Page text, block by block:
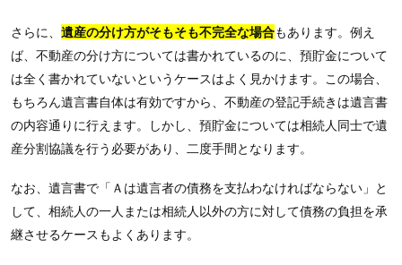
さらに、 遺産の分け方がそもそも不完全な場合もあります。例え
ば、不動産の分け方については書かれているのに、預貯金について
は全く書かれていないというケースはよく見かけます。この場合、
もちろん遺言書自体は有効ですから、不動産の登記手続きは遺言書
の内容通りに行えます。しかし、預貯金については相続人同士で遺
産分割協議を行う必要があり、二度手間となります。
なお、遺言書で「Ａは遺言者の債務を支払わなければならない」と
して、相続人の一人または相続人以外の方に対して債務の負担を承
継させるケースもよくあります。